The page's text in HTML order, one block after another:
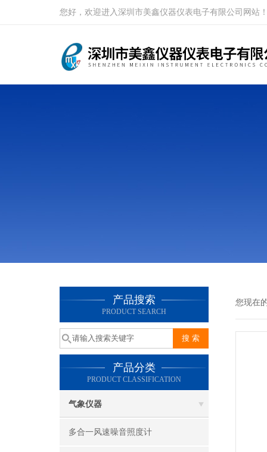
您好，欢迎进入深圳市美鑫仪器仪表电子有限公司网站
产品搜索
PRODUCT SEARCH
产品分类
PRODUCT CLASSIFICATION
气象仪器
多合一风速噪音照度计
您现在